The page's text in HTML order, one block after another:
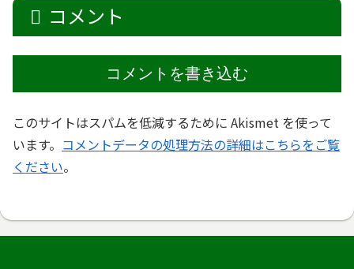
コメント
コメントを書き込む
このサイトはスパムを低減するために Akismet を使って
います。 コメントデータの処理方法の詳細はこちらをご覧
ください。